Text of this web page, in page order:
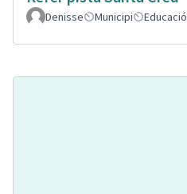
Denisse
Municipi Educació